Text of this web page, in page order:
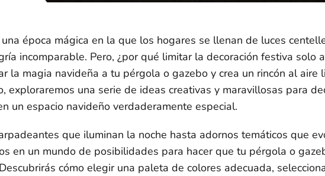
época mágica en la que los hogares se llenan de luces
incomparable. Pero, ¿por qué limitar la decoración festiva solo
la magia navideña a tu pérgola o gazebo y crea un rincón al
exploraremos una serie de ideas creativas y maravillosas para
un espacio navideño verdaderamente especial.
que iluminan la noche hasta adornos temáticos que
en un mundo de posibilidades para hacer que tu pérgola o
cómo elegir una paleta de colores adecuada,